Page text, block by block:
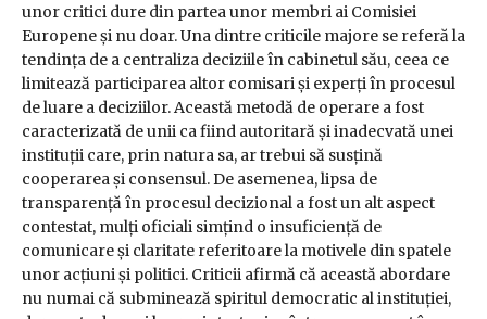
unor critici dure din partea unor membri ai Comisiei
Europene și nu doar. Una dintre criticile majore se referă la
tendința de a centraliza deciziile în cabinetul său, ceea ce
limitează participarea altor comisari și experți în procesul
de luare a deciziilor. Această metodă de operare a fost
caracterizată de unii ca fiind autoritară și inadecvată unei
instituții care, prin natura sa, ar trebui să susțină
cooperarea și consensul. De asemenea, lipsa de
transparență în procesul decizional a fost un alt aspect
contestat, mulți oficiali simțind o insuficiență de
comunicare și claritate referitoare la motivele din spatele
unor acțiuni și politici. Criticii afirmă că această abordare
nu numai că subminează spiritul democratic al instituției,